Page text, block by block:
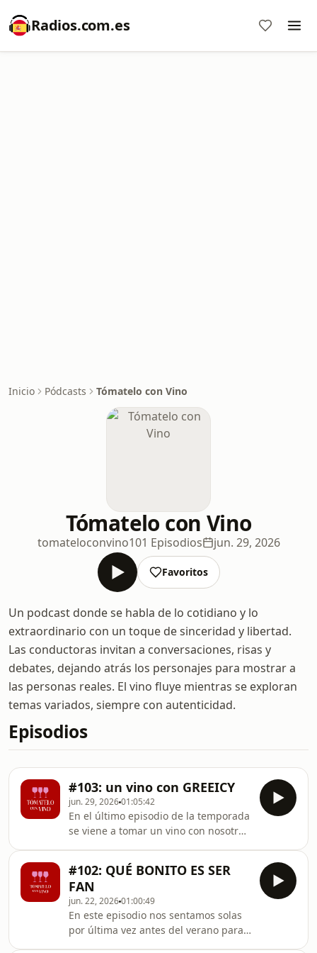
Radios.com.es
Inicio Pódcasts Tómatelo con Vino
Tómatelo con Vino
tomateloconvino101 Episodios jun. 29, 2026
Favoritos
Un podcast donde se habla de lo cotidiano y lo
extraordinario con un toque de sinceridad y libertad.
Las conductoras invitan a conversaciones, risas y
debates, dejando atrás los personajes para mostrar a
las personas reales. El vino fluye mientras se exploran
temas variados, siempre con autenticidad.
Episodios
#103: un vino con GREEICY
jun. 29, 202601:05:42
En el último episodio de la temporada
se viene a tomar un vino con nosotras
verdad y muchísima candela.
Hablamos de su nuevo álbum
Candela, de cómo nació en un
momento familiar difícil y de esas
cosas que te ayudan a volver a
encenderte cuando la vida pesa un
poco más de la cuenta. También
#102: QUÉ BONITO ES SER
FAN
jun. 22, 202601:00:49
En este episodio nos sentamos solas
por última vez antes del verano para